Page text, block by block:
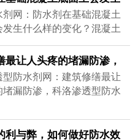
有没有清理干净，那么应
现问题的局部区域切除掉，
面彻底清洗干净之后，再补
变化？
剂网：防水剂在基础混凝土
发生什么样的变化？混凝土
油漆中的油会产生“皂化作
漆表面起泡，剥落。虽然经
乙烯基，橡胶基或乳胶基的
比油基涂料好得多，但使用
也有剥落和裂缝的趋势，
最让人头疼的堵漏防渗，
型防水剂为您解决难题
型防水剂网：建筑修缮最让
堵漏防渗，科洛渗透型防水
工程勘察、结构设计、施工
水技术的限制，防水设计考
利与弊，如何做好防水效